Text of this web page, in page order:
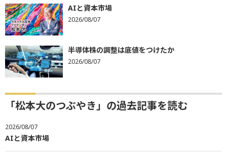
AIと資本市場
2026/08/07
半導体株の調整は底値をつけたか
2026/08/07
「松本大のつぶやき」の過去記事を読む
2026/08/07
AIと資本市場